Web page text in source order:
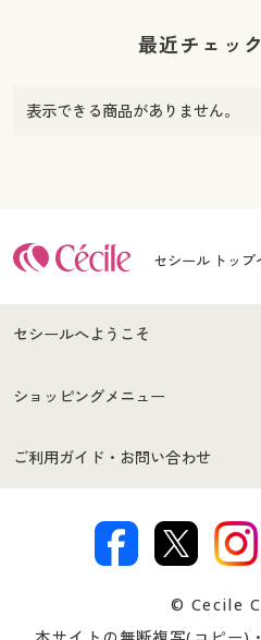
最近チェッ
表示できる商品がありません。
セシール トップ
セシールへようこそ
はじめての方へ
セシールご利用規約
著作権・商標について
ショッピングメニュー
商品カテゴリ
ご利用ガイド・お問い合わせ
交換・返品は
© Cecile